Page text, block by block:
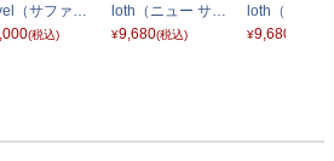
（サファリ
クロス ノベ
(税込)
loth（ニュー サフ
ァリ コートクロ
¥9,680(税込)
loth（ニュー
ァリ コート
¥9,680